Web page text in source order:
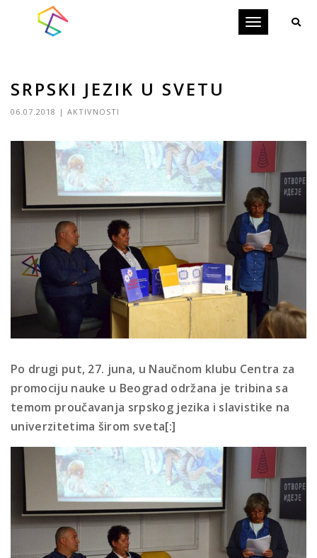
Toggle
SRPSKI JEZIK U SVETU
06.07.2018 | AKTIVNOSTI
Po drugi put, 27. juna, u Naučnom klubu Centra za
promociju nauke u Beograd održana je tribina sa
temom proučavanja srpskog jezika i slavistike na
univerzitetima širom sveta[:]